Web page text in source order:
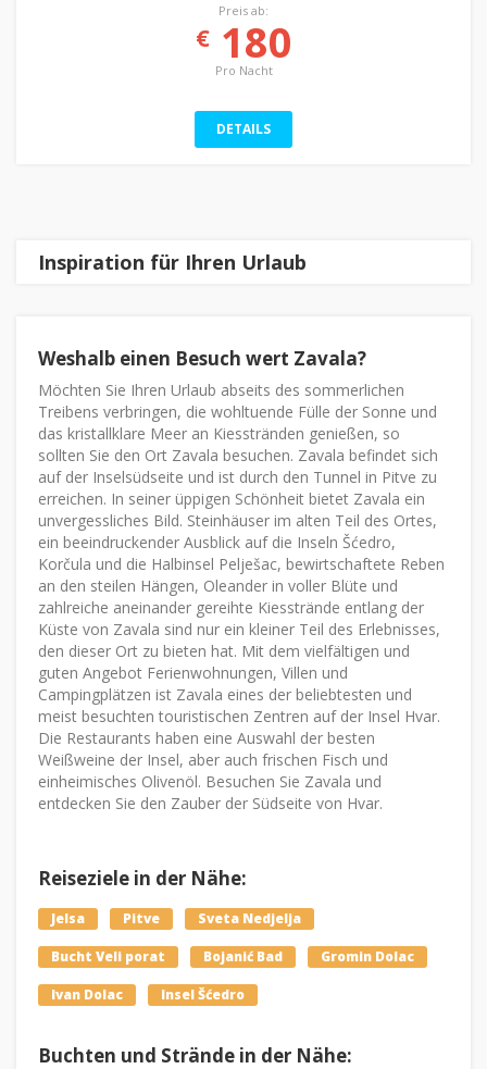
Preis ab:
€180
Pro Nacht
DETAILS
Inspiration für Ihren Urlaub
Weshalb einen Besuch wert Zavala?
Möchten Sie Ihren Urlaub abseits des sommerlichen
Treibens verbringen, die wohltuende Fülle der Sonne und
das kristallklare Meer an Kiesstränden genießen, so
sollten Sie den Ort Zavala besuchen. Zavala befindet sich
auf der Inselsüdseite und ist durch den Tunnel in Pitve zu
erreichen. In seiner üppigen Schönheit bietet Zavala ein
unvergessliches Bild. Steinhäuser im alten Teil des Ortes,
ein beeindruckender Ausblick auf die Inseln Šćedro,
Korčula und die Halbinsel Pelješac, bewirtschaftete Reben
an den steilen Hängen, Oleander in voller Blüte und
zahlreiche aneinander gereihte Kiesstrände entlang der
Küste von Zavala sind nur ein kleiner Teil des Erlebnisses,
den dieser Ort zu bieten hat. Mit dem vielfältigen und
guten Angebot Ferienwohnungen, Villen und
Campingplätzen ist Zavala eines der beliebtesten und
meist besuchten touristischen Zentren auf der Insel Hvar.
Die Restaurants haben eine Auswahl der besten
Weißweine der Insel, aber auch frischen Fisch und
einheimisches Olivenöl. Besuchen Sie Zavala und
entdecken Sie den Zauber der Südseite von Hvar.
Reiseziele in der Nähe:
Jelsa Pitve Sveta Nedjelja
Bucht Veli porat Bojanić Bad Gromin Dolac
Ivan Dolac Insel Šćedro
Buchten und Strände in der Nähe: